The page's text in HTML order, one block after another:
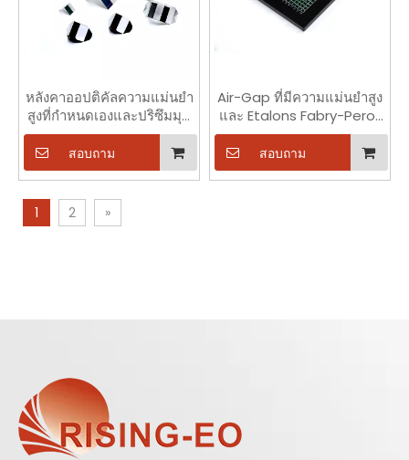
หลังคาออปติคัลความแม่นยำ
สูงที่กำหนดเองและปริซึมมุม
ขวา
สอบถาม
Air-Gap ที่มีความแม่นยำสูง
และ Etalons Fabry-Perot
แบบทึบที่กำหนดเองได้
สอบถาม
1 2 »